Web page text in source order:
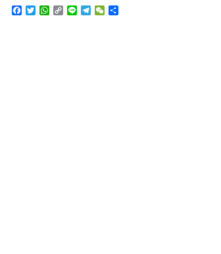
FacebookTwitterWhatsApp
Copy
Line TelegramWeChat